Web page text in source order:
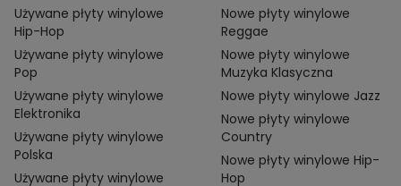
Używane płyty winylowe
Hip-Hop
Używane płyty winylowe
Pop
Używane płyty winylowe
Elektronika
Używane płyty winylowe
Polska
Używane płyty winylowe
Nowe płyty winylowe
Reggae
Nowe płyty winylowe
Muzyka Klasyczna
Nowe płyty winylowe Jazz
Nowe płyty winylowe
Country
Nowe płyty winylowe Hip-
Hop